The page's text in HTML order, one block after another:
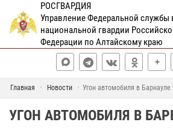
РОСГВАРДИЯ
Управление Федеральной службы
национальной гвардии
Федерации по Алтайскому краю
Главная Новости Угон автомобиля в
УГОН АВТОМОБИЛЯ В